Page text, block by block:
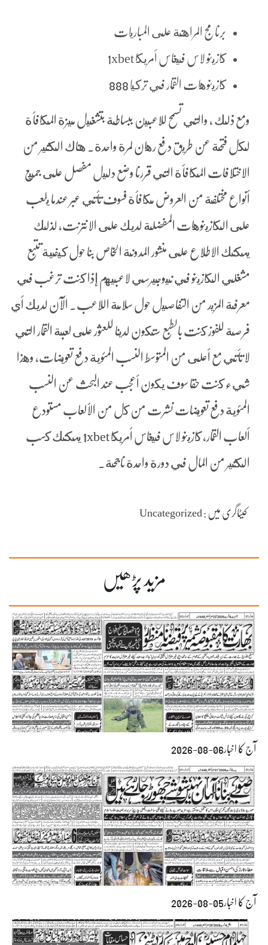
برنامج المراهنة على المباريات
كازينو لاس فيغاس أمريكا 1xbet
كازينوهات القمار في تركيا 888
ومع ذلك ، والتي تسمح للاعبين ببساطة بتشغيل ميزة المكافأة
لكل فتحة عن طريق دفع رهان لمرة واحدة. هناك الكثير من
الاختلافات المكافأة التي قررنا وضع دليل مفصل على جميع
أنواع مختلفة من العروض مكافأة فسوف تأتي عبر عندما يلعب
على الكازينوهات المفضلة لديك على الانترنت، لذلك
يمكنك الاطلاع على منشور المدونة الخاص بنا حول كيفية تتبع
مشغلي الكازينو في نيوجيرسي لاعبيهم إذا كنت ترغب في
معرفة المزيد من التفاصيل حول سلامة اللاعب. الآن لديك أي
فرصة للفوز كنت بالطبع ستكون لدينا للعثور على لعبة القمار التي
لا تأتي مع أعلى من المتوسط النسب المئوية دفع تعويضات, وهذا
شيء كنت حقا سوف يكون أعجب عند البحث عن النسب
المئوية دفع تعويضات نشرت من كل من الألعاب مستودع
ألعاب القمار، كازينو لاس فيغاس أمريكا 1xbet يمكنك كسب
الكثير من المال في دورة واحدة ناجحة.
کیٹاگری میں : Uncategorized
مزید پڑھیں
آج کا اخبار06-08-2026
آج کا اخبار05-08-2026